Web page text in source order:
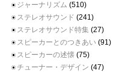
ジャーナリズム (510)
ステレオサウンド (241)
ステレオサウンド特集 (27)
スピーカーとのつきあい (91)
スピーカーの述懐 (75)
チューナー・デザイン (47)